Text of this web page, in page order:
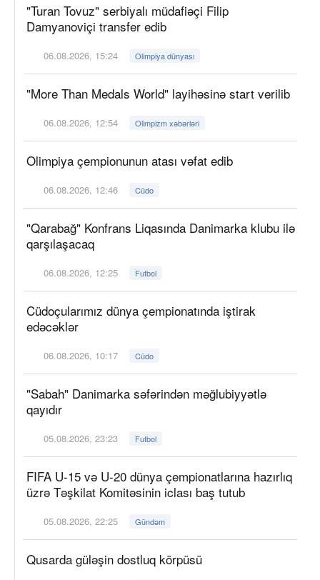
"Turan Tovuz" serbiyalı müdafiəçi Filip
Damyanoviçi transfer edib
06.08.2026, 15:24 Olimpiya dünyası
"More Than Medals World" layihəsinə start verilib
06.08.2026, 12:54 Olimpizm xəbərləri
Olimpiya çempionunun atası vəfat edib
06.08.2026, 12:46 Cüdo
"Qarabağ" Konfrans Liqasında Danimarka klubu ilə
qarşılaşacaq
06.08.2026, 12:25 Futbol
Cüdoçularımız dünya çempionatında iştirak
edəcəklər
06.08.2026, 10:17 Cüdo
"Sabah" Danimarka səfərindən məğlubiyyətlə
qayıdır
05.08.2026, 23:23 Futbol
FIFA U-15 və U-20 dünya çempionatlarına hazırlıq
üzrə Təşkilat Komitəsinin iclası baş tutub
05.08.2026, 22:25 Gündəm
Qusarda güləşin dostluq körpüsü